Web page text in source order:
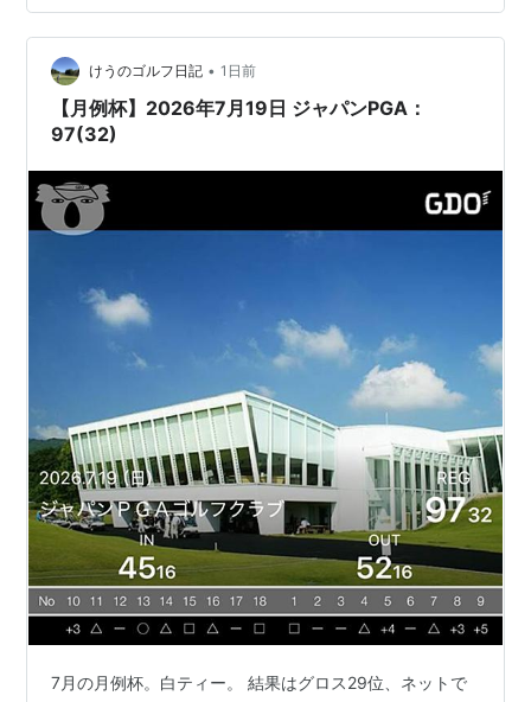
ボーラ
ワゴン
ミニバン
ゴルフトゥーラン
ませんか？・・・それが私の場合はゴルフだった、とい
うわけなんです。今年７６ですが、幸い身体はまだ動く
ので週２の散歩を兼ねて（徒歩で片道２０分位の距離で
すね）練習に通っています。 まあコースに行くのは朝早
く起きなきゃいけないので難しく、ここ２年程行っ…
けうのゴルフ日記 • 1日前
【月例杯】2026年7月19日 ジャパンPGA：
97(32)
7月の月例杯。白ティー。 結果はグロス29位、ネットで